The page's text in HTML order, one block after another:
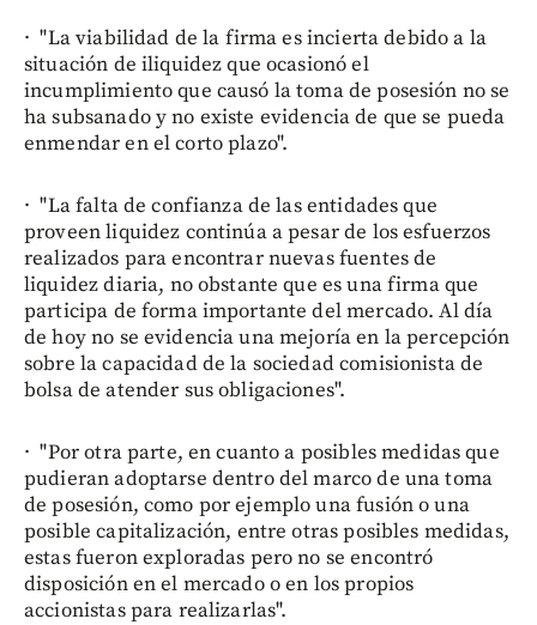
· "La viabilidad de la firma es incierta debido a la
situación de iliquidez que ocasionó el
incumplimiento que causó la toma de posesión no se
ha subsanado y no existe evidencia de que se pueda
enmendar en el corto plazo".
· "La falta de confianza de las entidades que
proveen liquidez continúa a pesar de los esfuerzos
realizados para encontrar nuevas fuentes de
liquidez diaria, no obstante que es una firma que
participa de forma importante del mercado. Al día
de hoy no se evidencia una mejoría en la percepción
sobre la capacidad de la sociedad comisionista de
bolsa de atender sus obligaciones".
· "Por otra parte, en cuanto a posibles medidas que
pudieran adoptarse dentro del marco de una toma
de posesión, como por ejemplo una fusión o una
posible capitalización, entre otras posibles medidas,
estas fueron exploradas pero no se encontró
disposición en el mercado o en los propios
accionistas para realizarlas".